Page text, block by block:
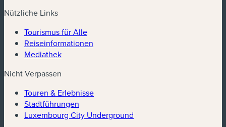
Nützliche Links
Tourismus für Alle
Reiseinformationen
Mediathek
Nicht Verpassen
Touren & Erlebnisse
Stadtführungen
Luxembourg City Underground